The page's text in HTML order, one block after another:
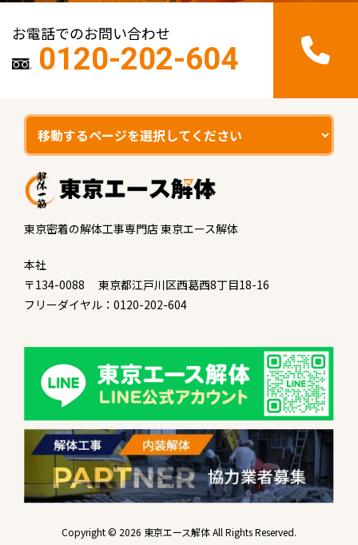
お電話でのお問い合わせ
0120-202-604
東京密着の解体工事専門店 東京エース解体
本社
〒134-0088 東京都江戸川区西葛西8丁目18-16
フリーダイヤル：0120-202-604
Copyright © 2026 東京エース解体 All Rights Reserved.